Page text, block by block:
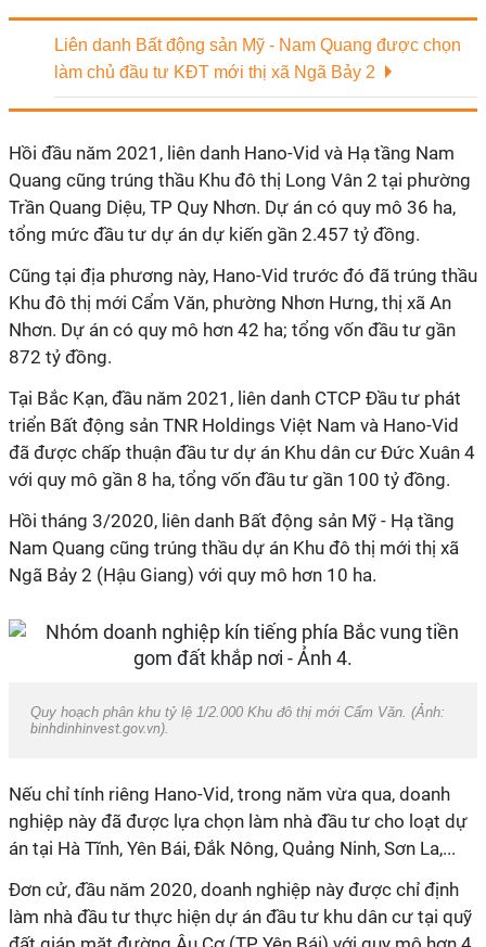
Liên danh Bất động sản Mỹ - Nam Quang được chọn
làm chủ đầu tư KĐT mới thị xã Ngã Bảy 2
Hồi đầu năm 2021, liên danh Hano-Vid và Hạ tầng Nam
Quang cũng trúng thầu Khu đô thị Long Vân 2 tại phường
Trần Quang Diệu, TP Quy Nhơn. Dự án có quy mô 36 ha,
tổng mức đầu tư dự án dự kiến gần 2.457 tỷ đồng.
Cũng tại địa phương này, Hano-Vid trước đó đã trúng thầu
Khu đô thị mới Cẩm Văn, phường Nhơn Hưng, thị xã An
Nhơn. Dự án có quy mô hơn 42 ha; tổng vốn đầu tư gần
872 tỷ đồng.
Tại Bắc Kạn, đầu năm 2021, liên danh CTCP Đầu tư phát
triển Bất động sản TNR Holdings Việt Nam và Hano-Vid
đã được chấp thuận đầu tư dự án Khu dân cư Đức Xuân 4
với quy mô gần 8 ha, tổng vốn đầu tư gần 100 tỷ đồng.
Hồi tháng 3/2020, liên danh Bất động sản Mỹ - Hạ tầng
Nam Quang cũng trúng thầu dự án Khu đô thị mới thị xã
Ngã Bảy 2 (Hậu Giang) với quy mô hơn 10 ha.
Quy hoạch phân khu tỷ lệ 1/2.000 Khu đô thị mới Cẩm Văn. (Ảnh:
binhdinhinvest.gov.vn).
Nếu chỉ tính riêng Hano-Vid, trong năm vừa qua, doanh
nghiệp này đã được lựa chọn làm nhà đầu tư cho loạt dự
án tại Hà Tĩnh, Yên Bái, Đắk Nông, Quảng Ninh, Sơn La,...
Đơn cử, đầu năm 2020, doanh nghiệp này được chỉ định
làm nhà đầu tư thực hiện dự án đầu tư khu dân cư tại quỹ